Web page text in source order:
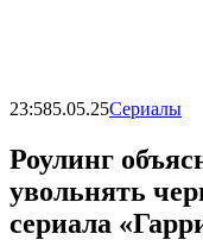
23:585.05.25Сериалы
Роулинг
увольнять
сериала